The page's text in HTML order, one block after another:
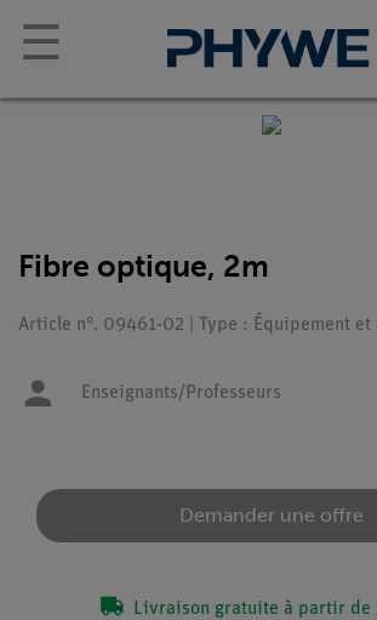
☰
Fibre optique, 2m
Article n°. 09461-02 | Type : Équipement et
Enseignants/Professeurs
Demander une offre
Livraison gratuite à partir de